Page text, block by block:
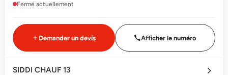
Fermé actuellement
Demander un devis Afficher le numéro
SIDDI CHAUF 13